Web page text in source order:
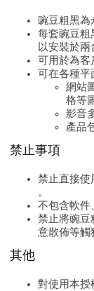
豌豆粗黑為
每套豌豆粗
以安裝於兩
可用於為客
可在各種平
網站
格等
影音
產品
禁止事項
禁止直接使
。
不包含軟件
禁止將豌豆
意散佈等觸
其他
對使用本授